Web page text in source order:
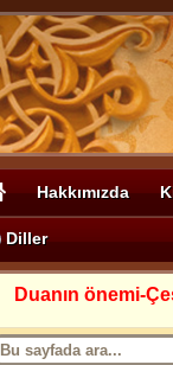
Hakkımızda
Diller
Duanın önemi-